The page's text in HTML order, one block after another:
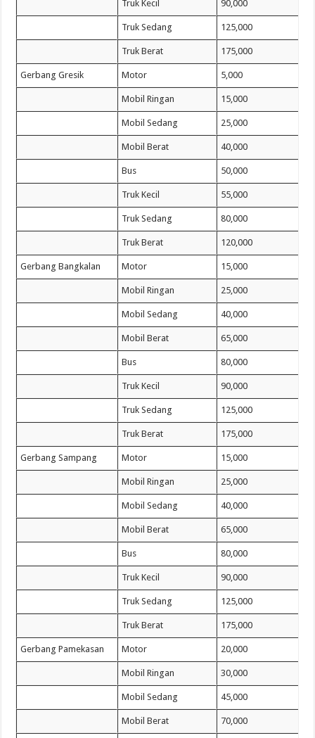
Truk Kecil 90,000
Truk Sedang 125,000
Truk Berat 175,000
Gerbang Gresik Motor 5,000
Mobil Ringan 15,000
Mobil Sedang 25,000
Mobil Berat 40,000
Bus 50,000
Truk Kecil 55,000
Truk Sedang 80,000
Truk Berat 120,000
Gerbang Bangkalan Motor 15,000
Mobil Ringan 25,000
Mobil Sedang 40,000
Mobil Berat 65,000
Bus 80,000
Truk Kecil 90,000
Truk Sedang 125,000
Truk Berat 175,000
Gerbang Sampang Motor 15,000
Mobil Ringan 25,000
Mobil Sedang 40,000
Mobil Berat 65,000
Bus 80,000
Truk Kecil 90,000
Truk Sedang 125,000
Truk Berat 175,000
Gerbang Pamekasan Motor 20,000
Mobil Ringan 30,000
Mobil Sedang 45,000
Mobil Berat 70,000